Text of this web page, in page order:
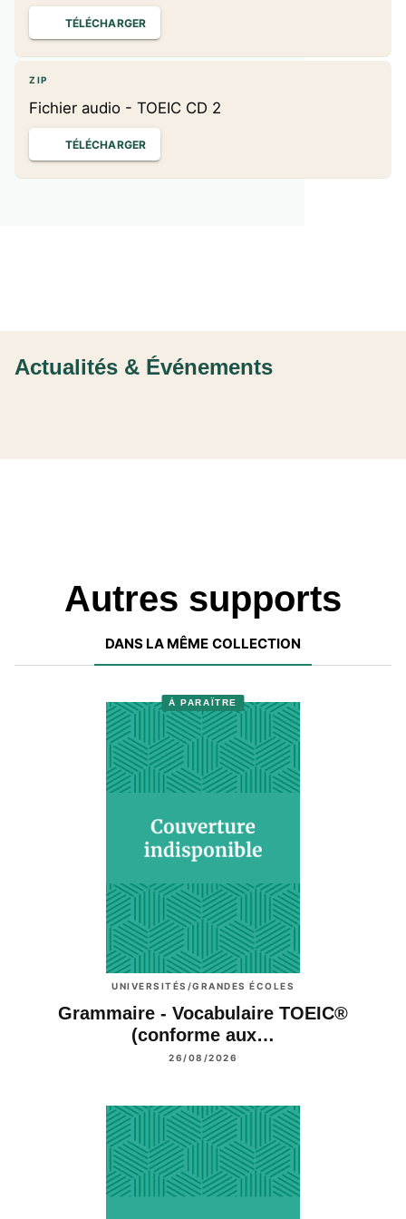
TÉLÉCHARGER
ZIP
Fichier audio - TOEIC CD 2
TÉLÉCHARGER
Actualités & Événements
Autres supports
DANS LA MÊME COLLECTION
À PARAÎTRE
UNIVERSITÉS/GRANDES ÉCOLES
Grammaire - Vocabulaire TOEIC®
(conforme aux…
26/08/2026